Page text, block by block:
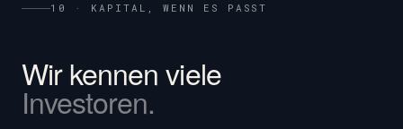
10 · KAPITAL, WENN ES PASST
Wir kennen viele
Investoren.